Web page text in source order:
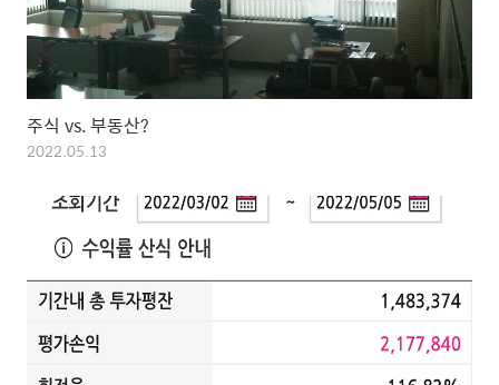
주식 vs. 부동산?
2022.05.13